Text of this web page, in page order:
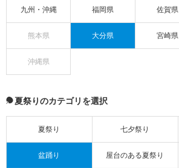
九州・沖縄 福岡県 佐賀県
熊本県 大分県 宮崎県
沖縄県
夏祭りのカテゴリを選択
夏祭り 七夕祭り
盆踊り 屋台のある夏祭り